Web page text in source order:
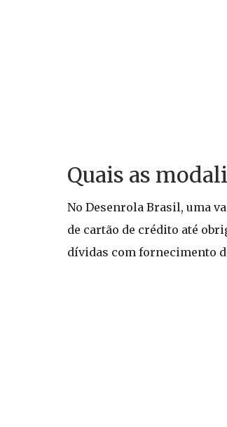
Quais as
No Desenrola Brasil, uma
de cartão de crédito até
dívidas com fornecimento